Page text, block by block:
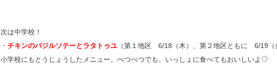
次は中学校！
・ チキンのバジルソテーとラタトゥユ （第１地区 6/18（木）、第２地区ともに 6/19（
小学校にもとうじょうしたメニュー。べつべつでも、いっしょに食べてもおいしいよ♡